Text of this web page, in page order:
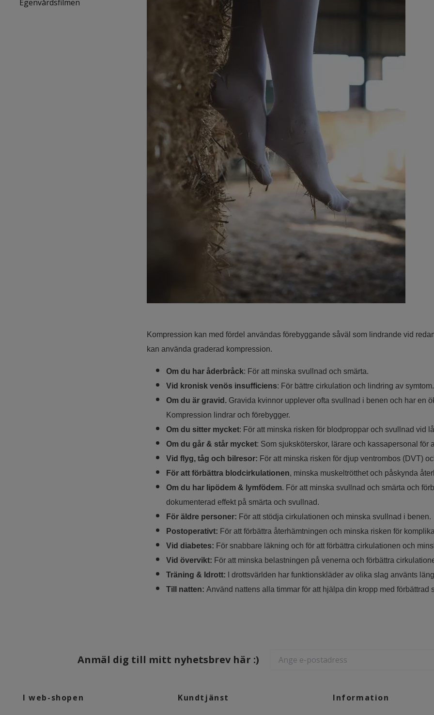
Egenvårdsfilmen
Kompression kan med fördel användas förebyggande såväl som lindrande vid
kan använda graderad kompression.
Om du har åderbråck: För att minska svullnad och smärta.
Vid kronisk venös insufficiens: För bättre cirkulation och lindring av symtom.
Om du är gravid. Gravida kvinnor upplever ofta svullnad i benen och har en
Kompression lindrar och förebygger.
Om du sitter mycket: För att minska risken för blodproppar och svullnad vid
Om du går & står mycket: Som sjuksköterskor, lärare och kassapersonal för
Vid flyg, tåg och bilresor: För att minska risken för djup ventrombos (DVT)
För att förbättra blodcirkulationen, minska muskeltrötthet och påskynda
Om du har lipödem & lymfödem. För att minska svullnad och smärta och
dokumenterad effekt på smärta och svullnad.
För äldre personer: För att stödja cirkulationen och minska svullnad i benen.
Postoperativt: För att förbättra återhämtningen och minska risken för
Vid diabetes: För snabbare läkning och för att förbättra cirkulationen och
Vid övervikt: För att minska belastningen på venerna och förbättra
Träning & Idrott:
I drottsvärlden har funktionskläder av olika slag använts
Till natten: Använd nattens alla timmar för att hjälpa din kropp med
Anmäl dig till mitt nyhetsbrev här :)
I web-shopen Kundtjänst Information